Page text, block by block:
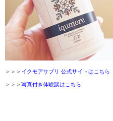
＞＞＞ イクモアサプリ 公式サイトはこちら
＞＞＞ 写真付き体験談はこちら